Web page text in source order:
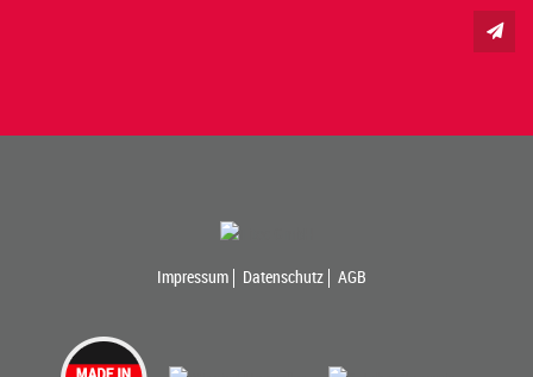
Impressum Datenschutz AGB